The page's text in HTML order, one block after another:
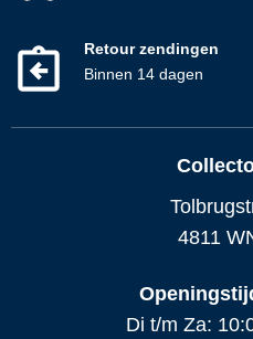
Retour zendingen
Binnen 14 dagen
4811
Di t/m Za: